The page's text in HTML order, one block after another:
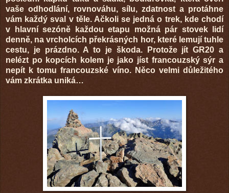
vaše odhodlání, rovnováhu, sílu, zdatnost a protáhne
vám každý sval v těle. Ačkoli se jedná o trek, kde chodí
v hlavní sezóně každou etapu možná pár stovek lidí
denně, na vrcholcích překrásných hor, které lemují tuhle
cestu, je prázdno. A to je škoda. Protože jít GR20 a
nelézt po kopcích kolem je jako jíst francouzský sýr a
nepít k tomu francouzské víno. Něco velmi důležitého
vám zkrátka uniká…